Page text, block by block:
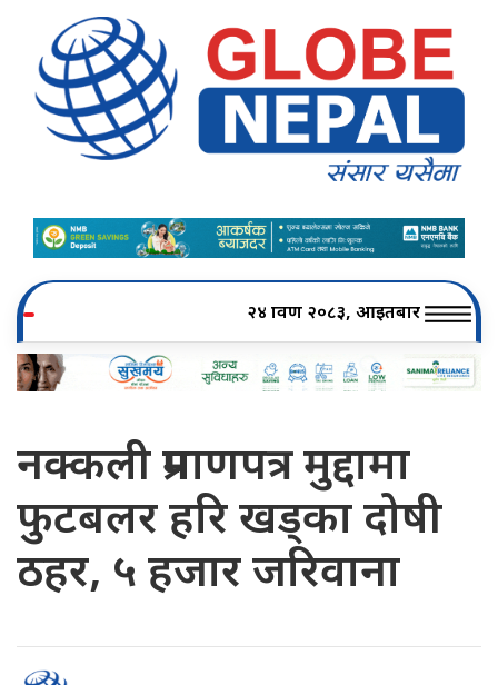
२४ श्रावण २०८३, आइतबार
नक्कली प्रमाणपत्र मुद्दामा
फुटबलर हरि खड्का दोषी
ठहर, ५ हजार जरिवाना